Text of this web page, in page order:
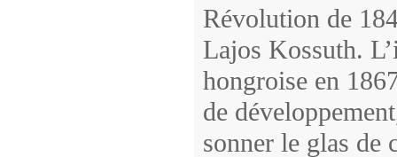
Révolution de
Lajos Kossuth.
hongroise en
de
sonner le glas de